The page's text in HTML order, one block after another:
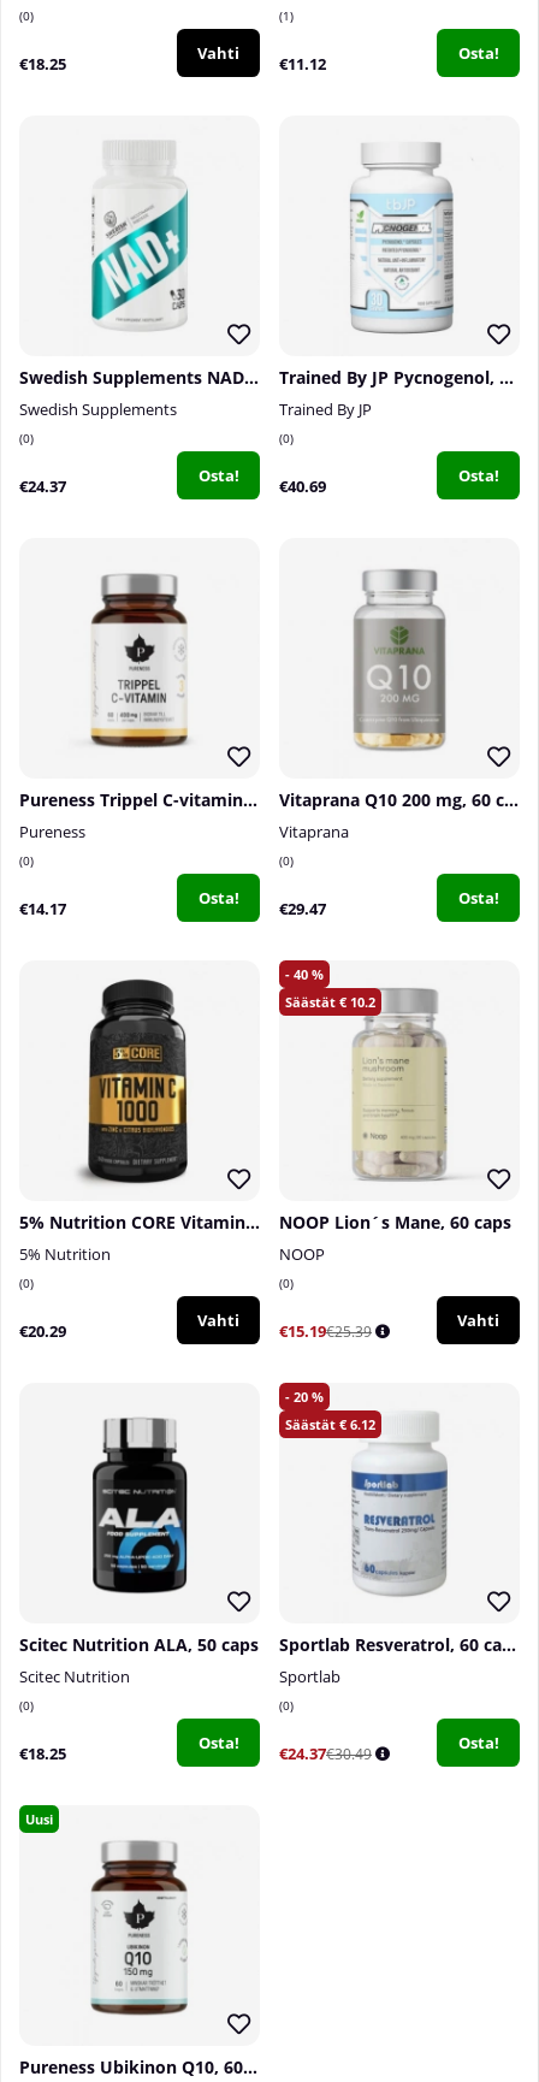
0
€18.25 Vahti
1
€11.12 Osta!
Swedish Supplements NAD+, 30 caps
Swedish Supplements
0
€24.37 Osta!
Trained By JP Pycnogenol, 30 caps
Trained By JP
0
€40.69 Osta!
Pureness Trippel C-vitamin, 60 caps
Pureness
0
€14.17 Osta!
Vitaprana Q10 200 mg, 60 caps
Vitaprana
0
€29.47 Osta!
5% Nutrition CORE Vitamin C, 240 caps
5% Nutrition
0
€20.29 Vahti
40
10.2
NOOP Lion´s Mane, 60 caps
NOOP
0
€15.19€25.39
Vahti
Scitec Nutrition ALA, 50 caps
Scitec Nutrition
0
€18.25 Osta!
20
6.12
Sportlab Resveratrol, 60 caps
Sportlab
0
€24.37€30.49
Osta!
Uusi
Pureness Ubikinon Q10, 60 caps